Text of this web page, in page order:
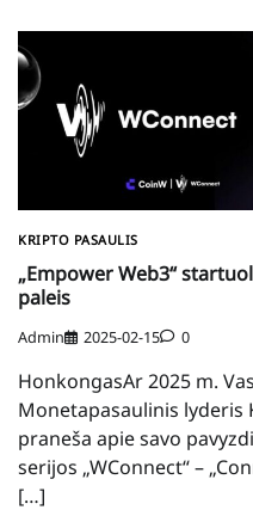
KRIPTO PASAULIS
„Empower Web3“
paleis
Admin 2025-02-15 0
HonkongasAr 2025 m.
Monetapasaulinis
praneša apie savo
serijos „WConnect“ –
[…]